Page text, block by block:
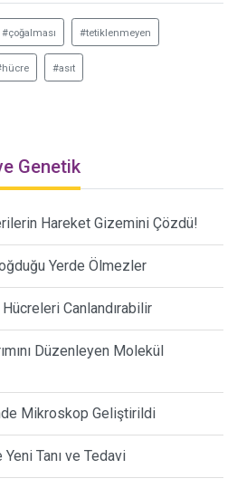
#çoğalması #tetiklenmeyen
#asıt
Genetik
Hareket Gizemini Çözdü!
Yerde Ölmezler
Canlandırabilir
Düzenleyen Molekül
Mikroskop Geliştirildi
Tanı ve Tedavi